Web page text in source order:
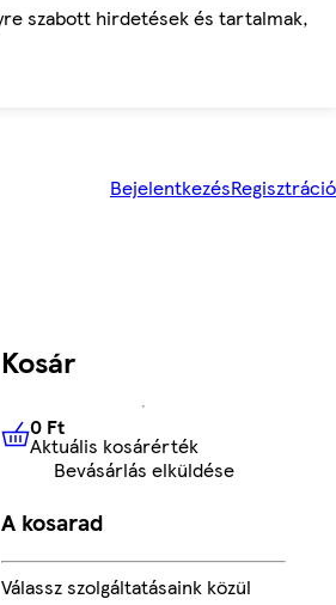
szabott hirdetések és tartalmak,
BejelentkezésRegisztráció
Kosár
0 FtAktuális kosárérték
0 Ft
Aktuális kosárérték
Bevásárlás elküldése
A kosarad
Válassz szolgáltatásaink közül